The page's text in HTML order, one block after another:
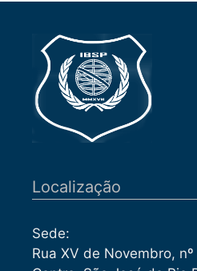
Localização
Sede:
Rua XV de Novembro,